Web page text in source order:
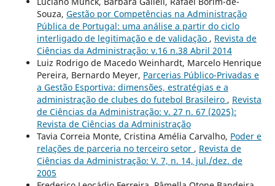
Souza, Gestão por Competências na Administração
Pública de Portugal: uma análise a partir do ciclo
interligado de legitimação e de validação , Revista de
Ciências da Administração: v.16 n.38 Abril 2014
Luiz Rodrigo de Macedo Weinhardt, Marcelo Henrique
Pereira, Bernardo Meyer, Parcerias Público-Privadas e
a Gestão Esportiva: dimensões, estratégias e a
administração de clubes do futebol Brasileiro , Revista
de Ciências da Administração: v. 27 n. 67 (2025):
Revista de Ciências da Administração
Tavia Correia Monte, Cristina Amélia Carvalho, Poder e
relações de parceria no terceiro setor , Revista de
Ciências da Administração: V. 7, n. 14, jul./dez. de
2005